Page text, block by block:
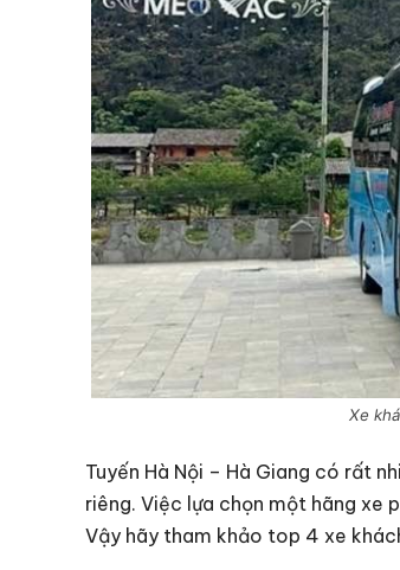
Xe
Tuyến Hà Nội – Hà Giang có rất
riêng. Việc lựa chọn một hãng xe
Vậy hãy tham khảo top 4 xe